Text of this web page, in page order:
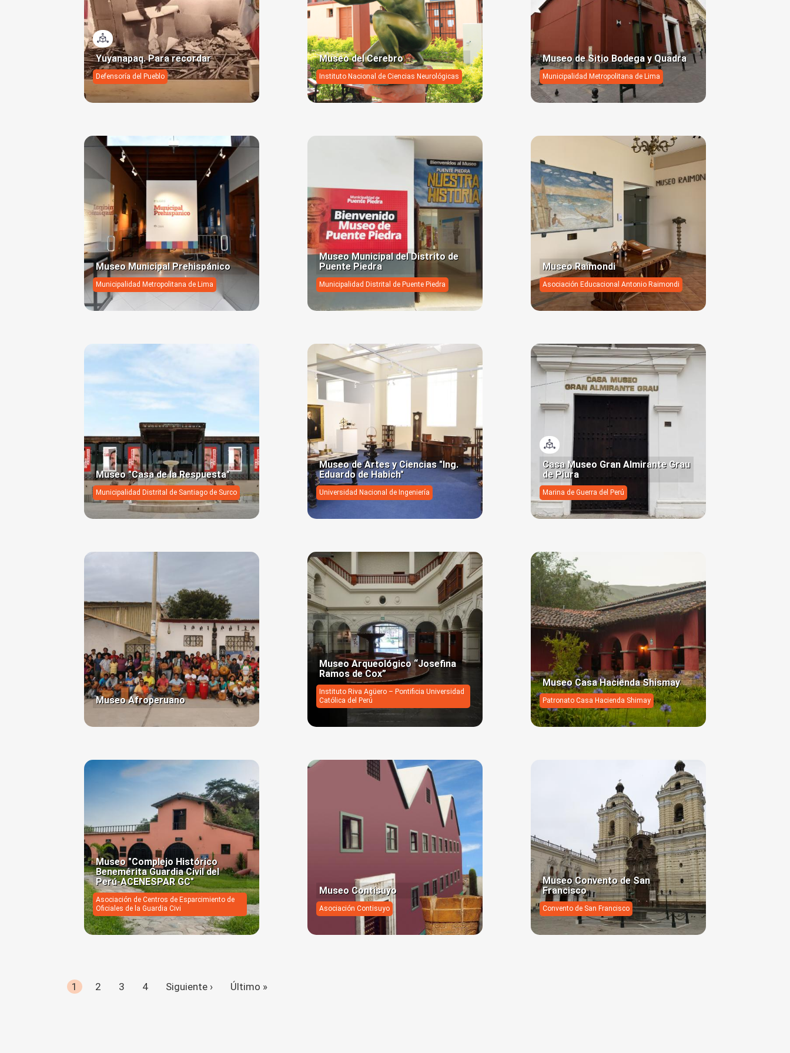
Visi…
Yuyanapaq. Para recordar
Defensoría del Pueblo
Museo del Cerebro
Instituto Nacional de Ciencias Neurológicas
Museo de Sitio Bodega y Quadra
Municipalidad Metropolitana de Lima
Museo Municipal Prehispánico
Municipalidad Metropolitana de Lima
Museo Municipal del Distrito de
Puente Piedra
Municipalidad Distrital de Puente Piedra
Museo Raimondi
Asociación Educacional Antonio Raimondi
Museo "Casa de la Respuesta"
Municipalidad Distrital de Santiago de Surco
Museo de Artes y Ciencias "Ing.
Eduardo de Habich"
Universidad Nacional de Ingeniería
Visi…
Casa Museo Gran Almirante Grau
de Piura
Marina de Guerra del Perú
Museo Afroperuano
Museo Arqueológico “Josefina
Ramos de Cox”
Instituto Riva Agüero – Pontificia Universidad
Católica del Perú
Museo Casa Hacienda Shismay
Patronato Casa Hacienda Shimay
Museo "Complejo Histórico
Benemérita Guardia Civil del
Perú-ACENESPAR GC"
Asociación de Centros de Esparcimiento de
Oficiales de la Guardia Civi
Museo Contisuyo
Asociación Contisuyo
Museo Convento de San
Francisco
Convento de San Francisco
1 2 3 4 Siguiente › Último »